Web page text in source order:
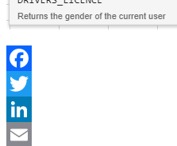
Facebook
Twitter
LinkedIn